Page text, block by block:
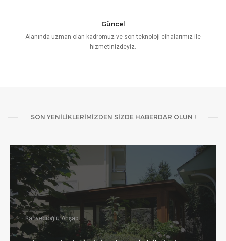
Güncel
Alanında uzman olan kadromuz ve son teknoloji cihalarımız ile
hizmetinizdeyiz.
SON YENİLİKLERİMİZDEN SİZDE HABERDAR OLUN !
Kahvecioğlu Ahşap